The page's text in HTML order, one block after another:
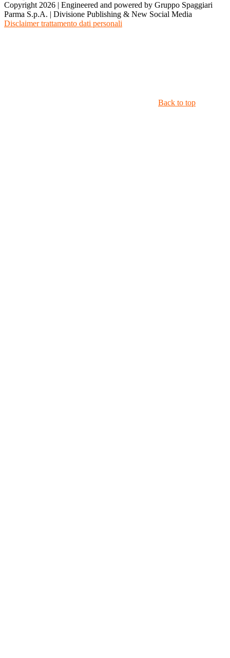
Copyright 2026 | Engineered and powered by Gruppo Spaggiari
Parma S.p.A. | Divisione Publishing & New Social Media
Disclaimer trattamento dati personali
Back to top